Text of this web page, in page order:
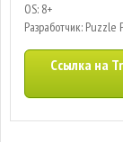
OS: 8+
Разработчик: Puzzle
Ссылка на